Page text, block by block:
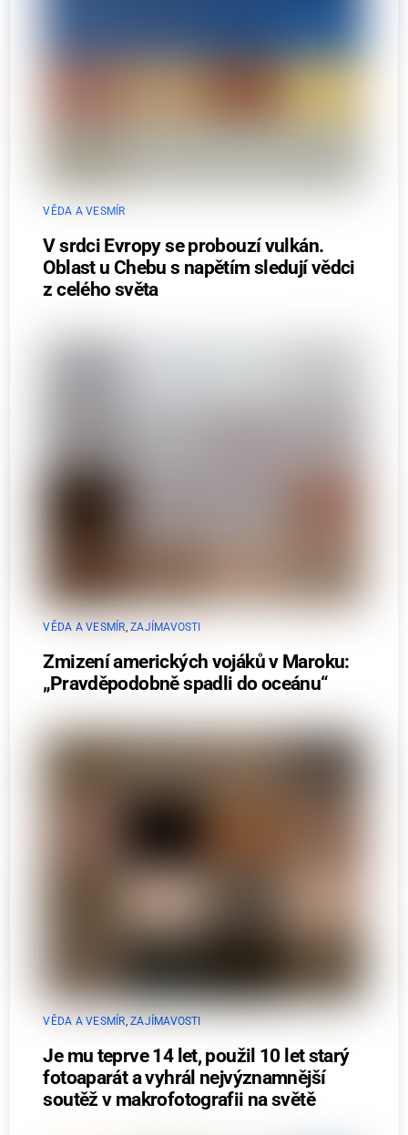
VĚDA A VESMÍR
V srdci Evropy se probouzí vulkán.
Oblast u Chebu s napětím sledují vědci
z celého světa
VĚDA A VESMÍR,ZAJÍMAVOSTI
Zmizení amerických vojáků v Maroku:
„Pravděpodobně spadli do oceánu“
VĚDA A VESMÍR,ZAJÍMAVOSTI
Je mu teprve 14 let, použil 10 let starý
fotoaparát a vyhrál nejvýznamnější
soutěž v makrofotografii na světě